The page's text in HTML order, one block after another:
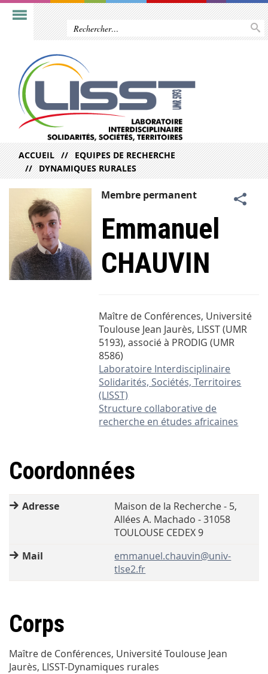
ACCUEIL
EQUIPES DE RECHERCHE
DYNAMIQUES RURALES
Membre permanent
Emmanuel
CHAUVIN
Maître de Conférences, Université
Toulouse Jean Jaurès, LISST (UMR
5193), associé à PRODIG (UMR
8586)
Laboratoire Interdisciplinaire
Solidarités, Sociétés, Territoires
(LISST)
Structure collaborative de
recherche en études africaines
Coordonnées
Adresse
Maison de la Recherche - 5,
Allées A. Machado - 31058
TOULOUSE CEDEX 9
Mail
emmanuel.chauvin@univ-
tlse2.fr
Corps
Maître de Conférences, Université Toulouse Jean
Jaurès, LISST-Dynamiques rurales